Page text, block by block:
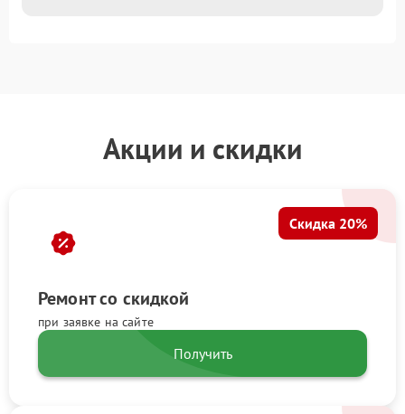
Акции и скидки
Ремонт со скидкой
при заявке на сайте
Скидка 20%
Получить